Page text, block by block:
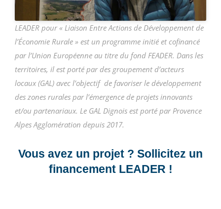
LEADER pour « Liaison Entre Actions de Développement de
l’Économie Rurale » est un programme initié et cofinancé
par l’Union Européenne au titre du fond FEADER. Dans les
territoires, il est porté par des groupement d’acteurs
locaux (GAL) avec l’objectif de favoriser le développement
des zones rurales par l’émergence de projets innovants
et/ou partenariaux. Le GAL Dignois est porté par Provence
Alpes Agglomération depuis 2017.
Vous avez un projet ? Sollicitez un
financement LEADER !